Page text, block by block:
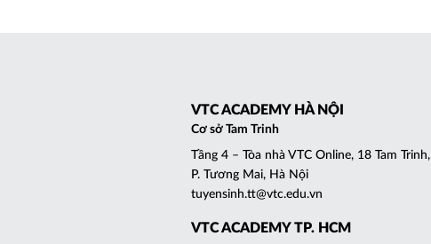
VTC ACADEMY HÀ NỘI
Cơ sở Tam Trinh
Tầng 4 – Tòa nhà VTC Online, 18 Tam Trinh,
P. Tương Mai, Hà Nội
tuyensinh.tt@vtc.edu.vn
VTC ACADEMY TP. HCM